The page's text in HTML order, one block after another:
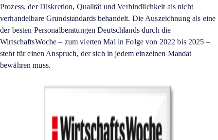
Prozess, der Diskretion, Qualität und Verbindlichkeit als nicht
verhandelbare Grundstandards behandelt. Die Auszeichnung als eine
der besten Personalberatungen Deutschlands durch die
WirtschaftsWoche – zum vierten Mal in Folge von 2022 bis 2025 –
steht für einen Anspruch, der sich in jedem einzelnen Mandat
bewähren muss.